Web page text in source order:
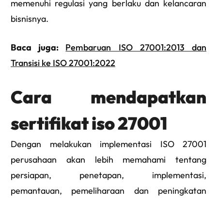
memenuhi regulasi yang berlaku dan kelancaran
bisnisnya.
Baca juga: Pembaruan ISO 27001:2013 dan
Transisi ke ISO 27001:2022
Cara mendapatkan
sertifikat iso 27001
Dengan melakukan implementasi ISO 27001
perusahaan akan lebih memahami tentang
persiapan, penetapan, implementasi,
pemantauan, pemeliharaan dan peningkatan